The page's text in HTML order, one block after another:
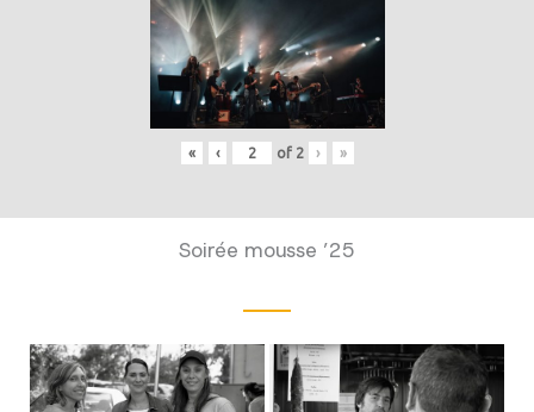
« ‹ of 2 › »
Soirée mousse ’25